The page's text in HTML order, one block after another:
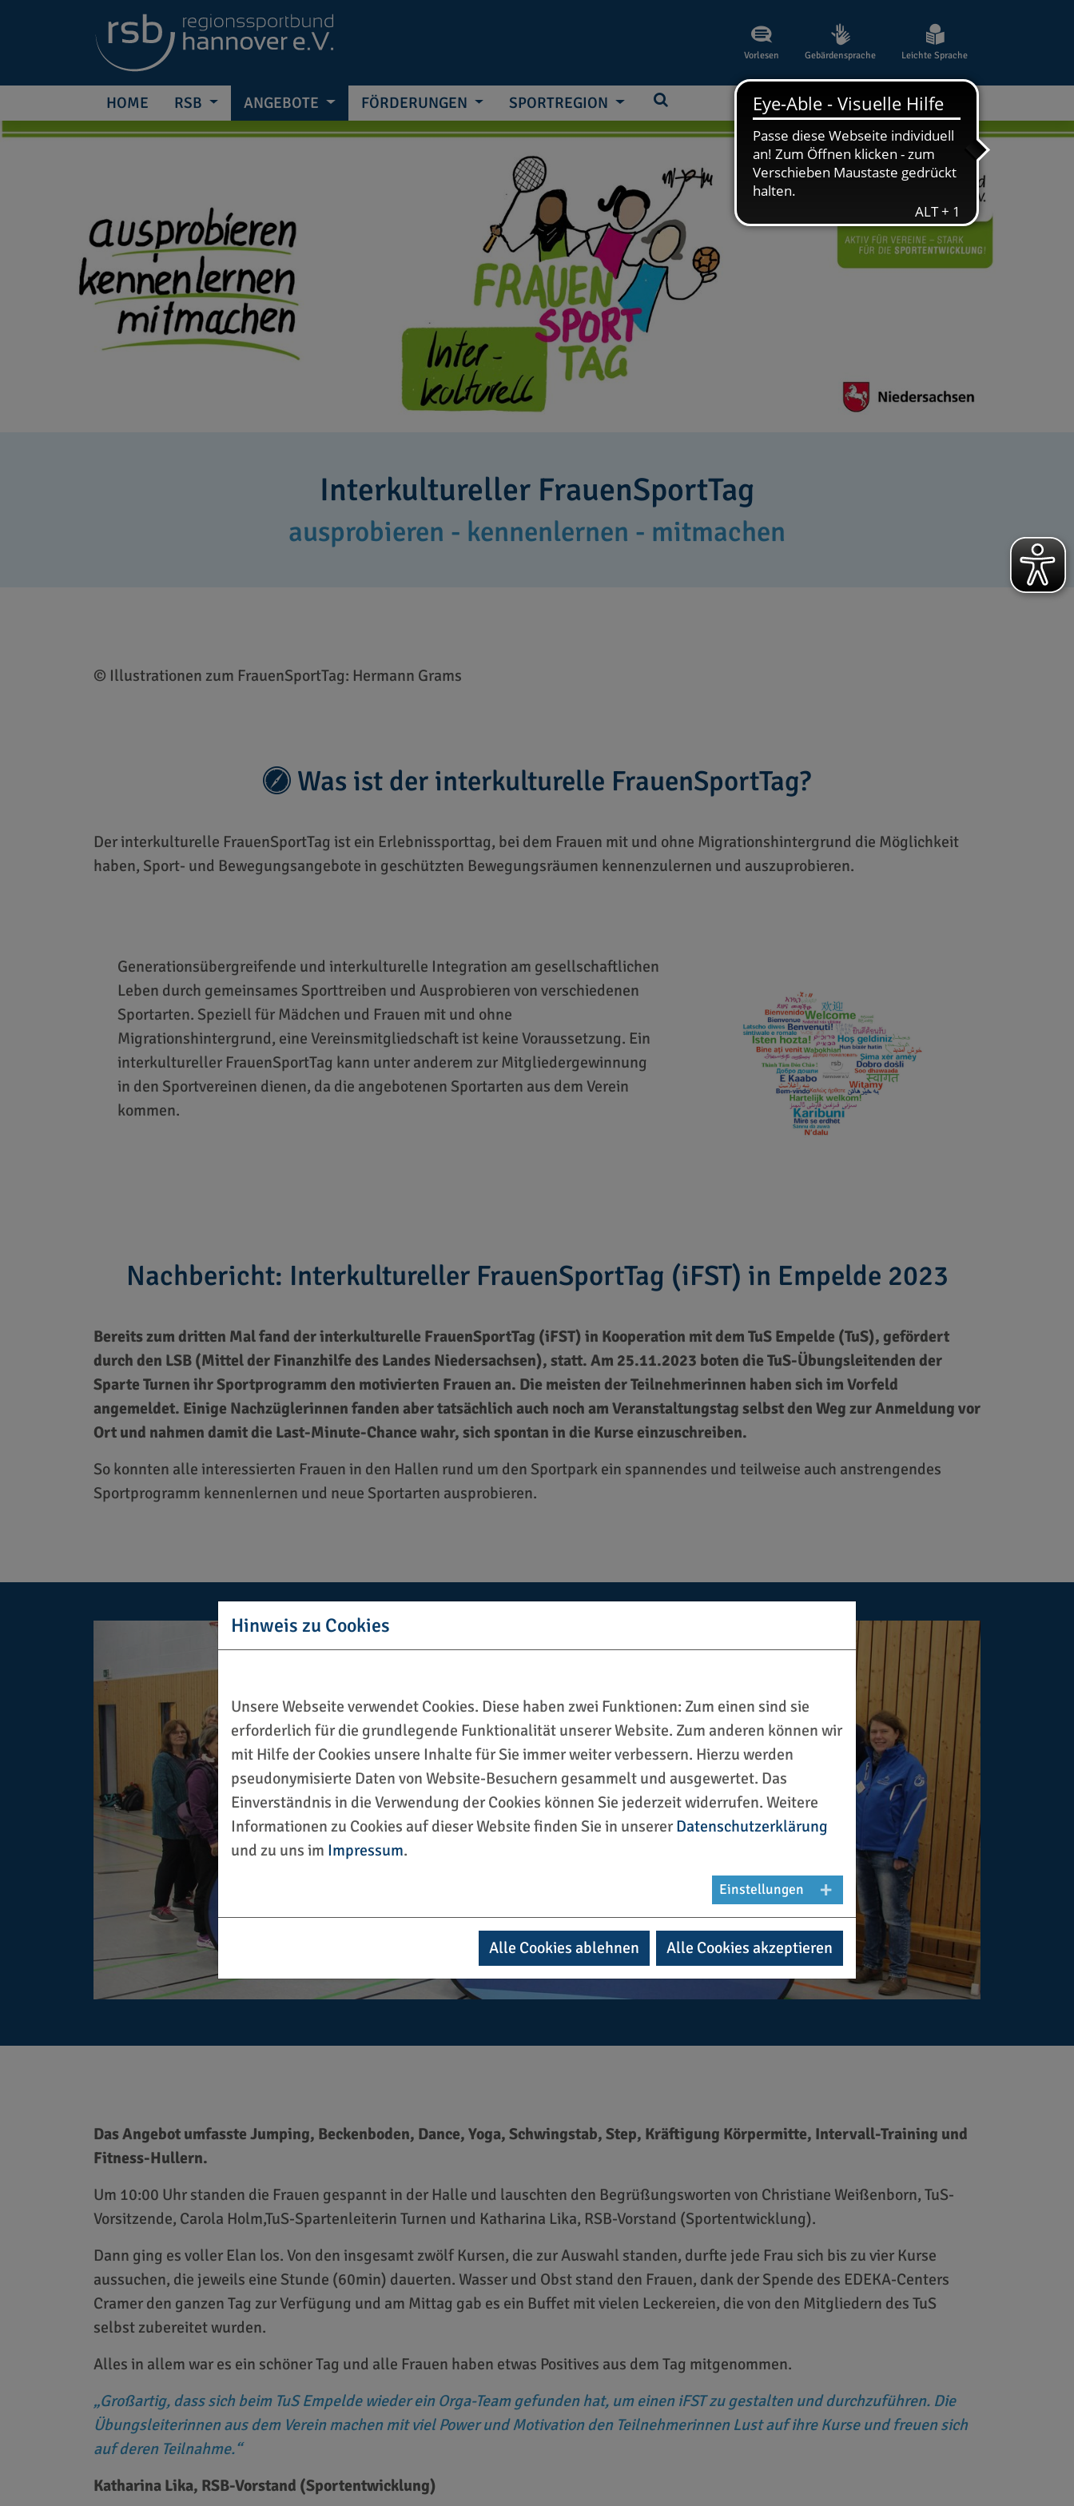
Vorlesen Gebärdensprache Leichte Sprache
HOME RSB ANGEBOTE FÖRDERUNGEN SPORTREGION
Interkultureller FrauenSportTag
ausprobieren - kennenlernen - mitmachen
© Illustrationen zum FrauenSportTag: Hermann Grams
Was ist der interkulturelle FrauenSportTag?
Der interkulturelle FrauenSportTag ist ein Erlebnissporttag, bei dem Frauen mit und ohne Migrationshintergrund die Möglichkeit
haben, Sport- und Bewegungsangebote in geschützten Bewegungsräumen kennenzulernen und auszuprobieren.
Generationsübergreifende und interkulturelle Integration am gesellschaftlichen
Leben durch gemeinsames Sporttreiben und Ausprobieren von verschiedenen
Sportarten. Speziell für Mädchen und Frauen mit und ohne
Migrationshintergrund, eine Vereinsmitgliedschaft ist keine Voraussetzung. Ein
interkultureller FrauenSportTag kann unter anderem zur Mitgliedergewinnung
in den Sportvereinen dienen, da die angebotenen Sportarten aus dem Verein
kommen.
Nachbericht: Interkultureller FrauenSportTag (iFST) in Empelde 2023
Bereits zum dritten Mal fand der interkulturelle FrauenSportTag (iFST) in Kooperation mit dem TuS Empelde (TuS), gefördert
durch den LSB (Mittel der Finanzhilfe des Landes Niedersachsen), statt. Am 25.11.2023 boten die TuS-Übungsleitenden der
Sparte Turnen ihr Sportprogramm den motivierten Frauen an. Die meisten der Teilnehmerinnen haben sich im Vorfeld
angemeldet. Einige Nachzüglerinnen fanden aber tatsächlich auch noch am Veranstaltungstag selbst den Weg zur Anmeldung vor
Ort und nahmen damit die Last-Minute-Chance wahr, sich spontan in die Kurse einzuschreiben.
So konnten alle interessierten Frauen in den Hallen rund um den Sportpark ein spannendes und teilweise auch anstrengendes
Sportprogramm kennenlernen und neue Sportarten ausprobieren.
Das Angebot umfasste Jumping, Beckenboden, Dance, Yoga, Schwingstab, Step, Kräftigung Körpermitte, Intervall-Training und
Fitness-Hullern.
Um 10:00 Uhr standen die Frauen gespannt in der Halle und lauschten den Begrüßungsworten von Christiane Weißenborn, TuS-
Vorsitzende, Carola Holm,TuS-Spartenleiterin Turnen und Katharina Lika, RSB-Vorstand (Sportentwicklung).
Dann ging es voller Elan los. Von den insgesamt zwölf Kursen, die zur Auswahl standen, durfte jede Frau sich bis zu vier Kurse
aussuchen, die jeweils eine Stunde (60min) dauerten. Wasser und Obst stand den Frauen, dank der Spende des EDEKA-Centers
Cramer den ganzen Tag zur Verfügung und am Mittag gab es ein Buffet mit vielen Leckereien, die von den Mitgliedern des TuS
selbst zubereitet wurden.
Alles in allem war es ein schöner Tag und alle Frauen haben etwas Positives aus dem Tag mitgenommen.
Großartig, dass sich beim TuS Empelde wieder ein Orga-Team gefunden hat, um einen iFST zu gestalten und durchzuführen. Die
Übungsleiterinnen aus dem Verein machen mit viel Power und Motivation den Teilnehmerinnen Lust auf ihre Kurse und freuen sich
auf deren Teilnahme.
Katharina Lika, RSB-Vorstand (Sportentwicklung)
Hinweis zu Cookies
Unsere Webseite verwendet Cookies. Diese haben zwei Funktionen: Zum einen sind sie
erforderlich für die grundlegende Funktionalität unserer Website. Zum anderen können wir
mit Hilfe der Cookies unsere Inhalte für Sie immer weiter verbessern. Hierzu werden
pseudonymisierte Daten von Website-Besuchern gesammelt und ausgewertet. Das
Einverständnis in die Verwendung der Cookies können Sie jederzeit widerrufen. Weitere
Informationen zu Cookies auf dieser Website finden Sie in unsererDatenschutzerklärung
und zu uns im Impressum.
Einstellungen
Alle Cookies ablehnen Alle Cookies akzeptieren